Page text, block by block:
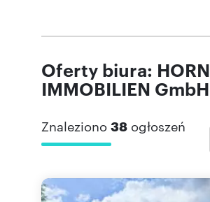
Oferty biura: HORN
IMMOBILIEN GmbH
Znaleziono 38 ogłoszeń